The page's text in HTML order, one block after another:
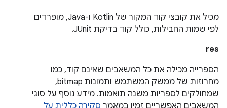
מכיל את קובצי קוד המקור של Kotlin ו-Java, מופרדים
לפי שמות החבילות, כולל קוד בדיקת JUnit.
res
הספרייה מכילה את כל המשאבים שאינם קוד, כמו
מחרוזות של ממשק המשתמש ותמונות bitmap,
שמחולקים לספריות משנה תואמות. מידע נוסף על סוגי
המשאבים האפשריים זמין במאמר סקירה כללית על